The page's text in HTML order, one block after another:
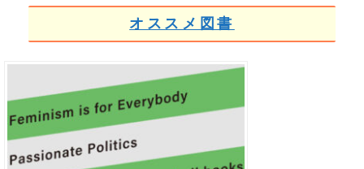
オススメ図書